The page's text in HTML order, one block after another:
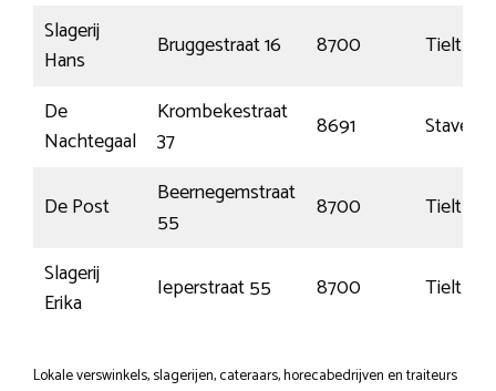
Slagerij
Hans
Bruggestraat 16 8700
Tielt
De
Nachtegaal
Krombekestraat
37
8691 Stavele
De Post
Beernegemstraat
55
8700
Tielt
Slagerij
Erika
Ieperstraat 55 8700 Tielt
Lokale verswinkels, slagerijen, cateraars, horecabedrijven en traiteurs